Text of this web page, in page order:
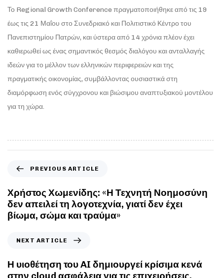
Το Regional Growth Conference πραγματοποιήθηκε από τις 19
έως τις 21 Μαΐου στο Συνεδριακό και Πολιτιστικό Κέντρο του
Πανεπιστημίου Πατρών, και ύστερα από 14 χρόνια πλέον έχει
καθιερωθεί ως ένας σημαντικός θεσμός διαλόγου και ανταλλαγής
ιδεών για το μέλλον των ελληνικών περιφερειών και της
πραγματικής οικονομίας, συμβάλλοντας ουσιαστικά στη
διαμόρφωση ενός σύγχρονου και βιώσιμου αναπτυξιακού μοντέλου
για τη χώρα.
PREVIOUS ARTICLE
Χρήστος Χωμενίδης: «Η Τεχνητή Νοημοσύνη
δεν απειλεί τη λογοτεχνία, γιατί δεν έχει
βίωμα, σώμα και τραύμα»
NEXT ARTICLE
Η υιοθέτηση του AI δημιουργεί κρίσιμα κενά
στην cloud ασφάλεια για τις επιχειρήσεις,